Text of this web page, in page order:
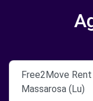
Free2Move Rent
Massarosa (Lu)